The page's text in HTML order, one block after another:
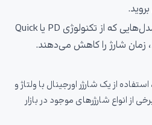
پشتیبانی از فست شارژ: مدل‌هایی که از تکنولوژی PD یا Quick
از یک شارژر اورجینال با ولتاژ و
از انواع شارژرهای موجود در بازار